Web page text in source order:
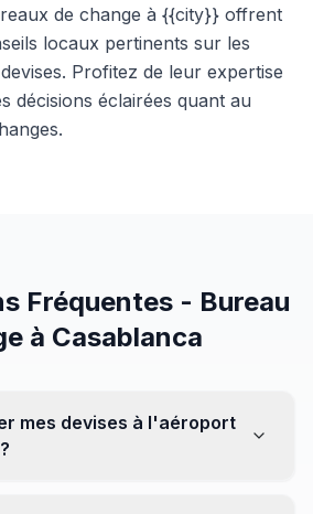
de change à {{city}} offrent
locaux pertinents sur les
Profitez de leur expertise
décisions éclairées quant au
Fréquentes - Bureau
à Casablanca
mes devises à l'aéroport